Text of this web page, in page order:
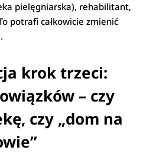
pielęgniarska), rehabilitant,
potrafi całkowicie zmienić
krok trzeci:
– czy
czy „dom na